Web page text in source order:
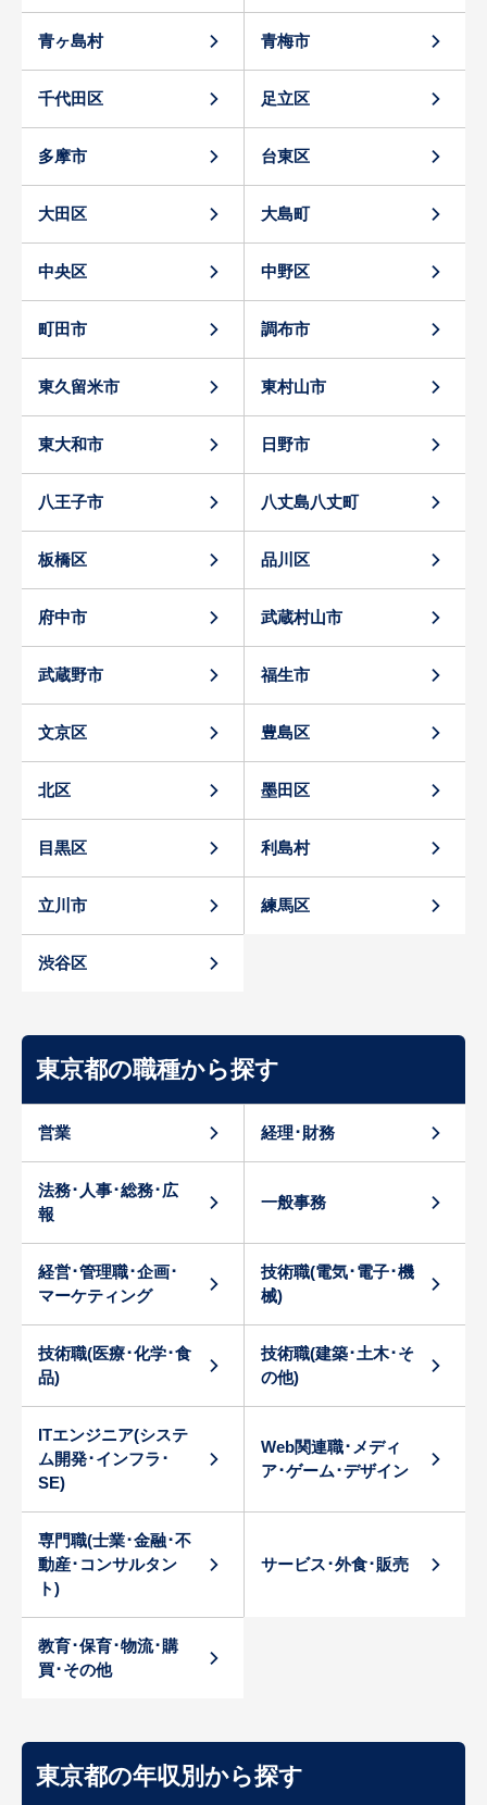
青ヶ島村 青梅市
千代田区 足立区
多摩市 台東区
大田区 大島町
中央区 中野区
町田市 調布市
東久留米市 東村山市
東大和市 日野市
八王子市 八丈島八丈町
板橋区 品川区
府中市 武蔵村山市
武蔵野市 福生市
文京区 豊島区
北区 墨田区
目黒区 利島村
立川市 練馬区
渋谷区
東京都の職種から探す
営業 経理･財務
法務･人事･総務･広
報
一般事務
経営･管理職･企画･
マーケティング
技術職(電気･電子･機
械)
技術職(医療･化学･食
品)
技術職(建築･土木･そ
の他)
ITエンジニア(システ
ム開発･インフラ･
SE)
Web関連職･メディ
ア･ゲーム･デザイン
専門職(士業･金融･不
動産･コンサルタン
ト)
サービス･外食･販売
教育･保育･物流･購
買･その他
東京都の年収別から探す